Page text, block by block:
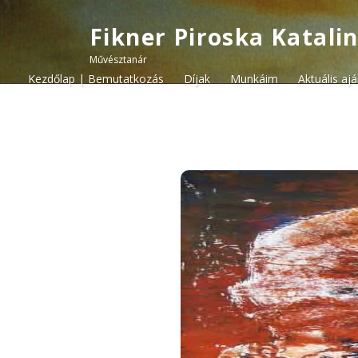
Fikner Piroska Katalin
Művésztanár
Kezdőlap | Bemutatkozás Díjak Munkáim Aktuális